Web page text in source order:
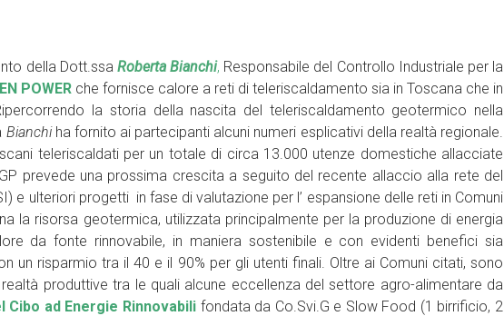
della Dott.ssa Roberta Bianchi, Responsabile del Controllo Industriale per la
POWER che fornisce calore a reti di teleriscaldamento sia in Toscana che in
ipercorrendo la storia della nascita del teleriscaldamento geotermico nella
Bianchiha fornito ai partecipanti alcuni numeri esplicativi della realtà regionale.
teleriscaldati per un totale di circa 13.000 utenze domestiche allacciate
prevede una prossima crescita a seguito del recente allaccio alla rete del
e ulteriori progetti in fase di valutazione per l’ espansione delle reti in Comuni
la risorsa geotermica, utilizzata principalmente per la produzione di energia
da fonte rinnovabile, in maniera sostenibile e con evidenti benefici sia
un risparmio tra il 40 e il 90% per gli utenti finali. Oltre ai Comuni citati, sono
produttive tra le quali alcune eccellenza del settore agro-alimentare da
Cibo ad Energie Rinnovabili fondata da Co.Svi.G e Slow Food (1 birrificio, 2